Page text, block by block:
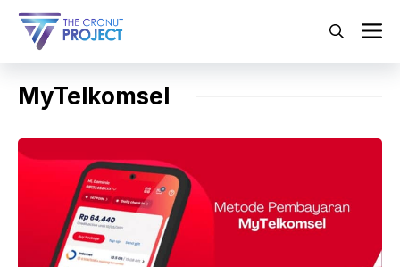
Langsung
MyTelkomsel